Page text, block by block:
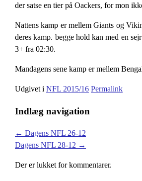
der satse en tier på Oackers, for mon
Nattens kamp er mellem Giants og
deres kamp. begge hold kan med en
3+ fra 02:30.
Mandagens sene kamp er mellem
Udgivet i NFL 2015/16 Permalink
Indlæg navigation
← Dagens NFL 26-12
Dagens NFL 28-12 →
Der er lukket for kommentarer.